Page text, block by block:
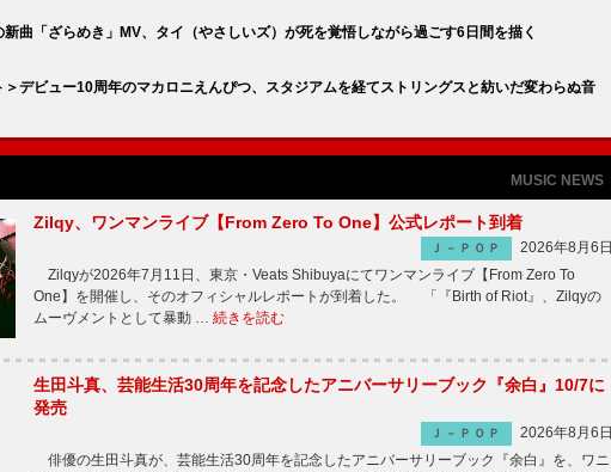
新曲「ざらめき」MV、タイ（やさしいズ）が死を覚悟しながら過ごす6日間を描く
＞デビュー10周年のマカロニえんぴつ、スタジアムを経てストリングスと紡いだ変わらぬ音
MUSIC NEWS
Zilqy、ワンマンライブ【From Zero To One】公式レポート到着
Ｊ－ＰＯＰ
2026年8月6日
Zilqyが2026年7月11日、東京・Veats Shibuyaにてワンマンライブ【From Zero To
One】を開催し、そのオフィシャルレポートが到着した。 「『Birth of Riot』、Zilqyの
ムーヴメントとして暴動 … 続きを読む
生田斗真、芸能生活30周年を記念したアニバーサリーブック『余白』10/7に
発売
Ｊ－ＰＯＰ
2026年8月6日
俳優の生田斗真が、芸能生活30周年を記念したアニバーサリーブック『余白』を、ワニ